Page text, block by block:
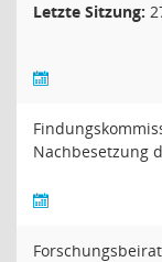
Letzte Sitzung:
Nachbesetzung
Forschungsbeirat